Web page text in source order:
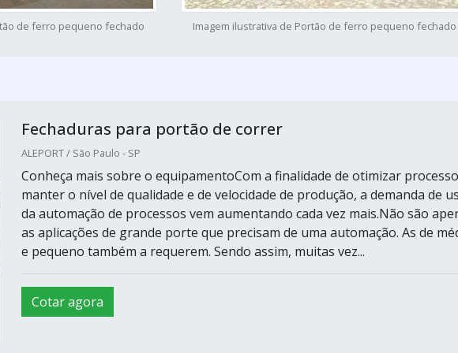
de ferro pequeno fechado Imagem ilustrativa de Portão de ferro pequeno fechado
Fechaduras para portão de correr
ALEPORT / São Paulo - SP
Conheça mais sobre o equipamentoCom a finalidade de otimizar
manter o nível de qualidade e de velocidade de produção, a demanda de
da automação de processos vem aumentando cada vez mais.Não são
as aplicações de grande porte que precisam de uma automação. As de
e pequeno também a requerem. Sendo assim, muitas vez...
Cotar agora